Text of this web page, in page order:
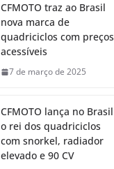
CFMOTO traz ao Brasil
nova marca de
quadriciclos com preços
acessíveis
7 de março de 2025
CFMOTO lança no Brasil
o rei dos quadriciclos
com snorkel, radiador
elevado e 90 CV